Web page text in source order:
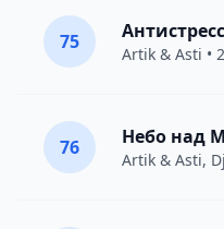
75 Антистресс
Artik & Asti •
76 Небо над
Artik & Asti,